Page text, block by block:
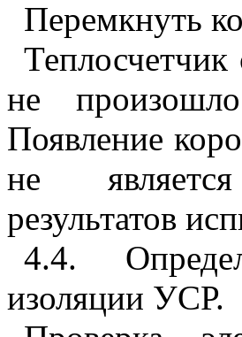
Перемкнуть
не
Появление
не является
результатов
4.4.
изоляции УСР.